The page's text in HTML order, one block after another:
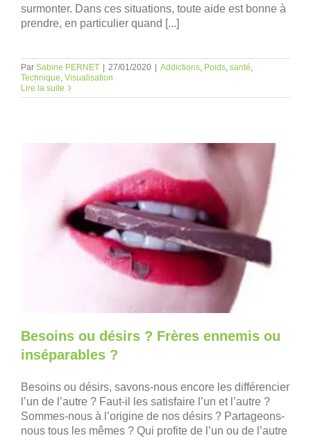
surmonter. Dans ces situations, toute aide est bonne à
prendre, en particulier quand [...]
Par Sabine PERNET | 27/01/2020 | Addictions, Poids, santé,
Technique, Visualisation
Lire la suite
Besoins ou désirs ? Frères ennemis ou
inséparables ?
Besoins ou désirs, savons-nous encore les différencier
l’un de l’autre ? Faut-il les satisfaire l’un et l’autre ?
Sommes-nous à l’origine de nos désirs ? Partageons-
nous tous les mêmes ? Qui profite de l’un ou de l’autre